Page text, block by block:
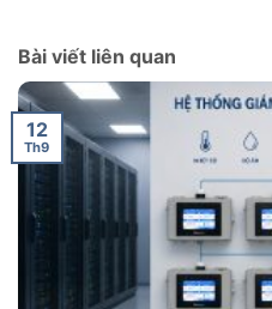
Bài viết liên quan
12
Th9